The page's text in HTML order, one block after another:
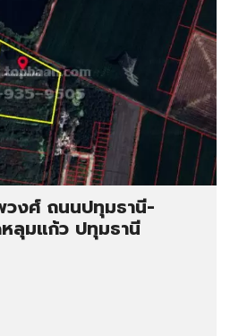
งศ์ ถนนปทุมธานี-
หลุมแก้ว ปทุมธานี